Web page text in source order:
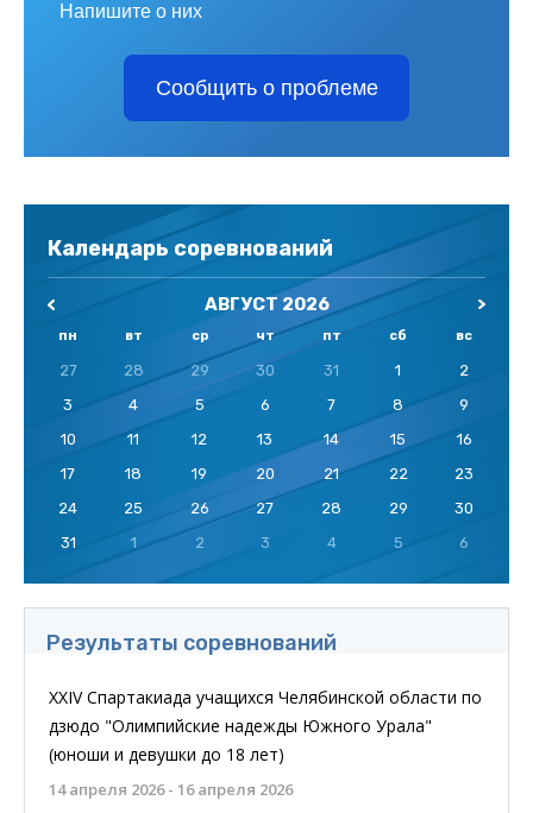
Напишите о них
Сообщить о проблеме
Календарь соревнований
АВГУСТ 2026
пн вт ср чт пт сб вс
27 28 29 30 31 1
2
3
4 5 6 7 8
9
10
11 12 13 14 15
16
17
18 19 20 21 22
23
24
25 26 27 28 29
30
31
1 2 3 4 5 6
Результаты соревнований
XXIV Спартакиада учащихся Челябинской области по
дзюдо "Олимпийские надежды Южного Урала"
(юноши и девушки до 18 лет)
14 апреля 2026 - 16 апреля 2026